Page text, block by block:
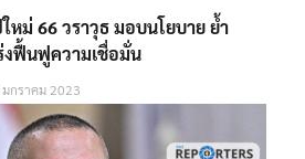
ม่ 66 วราวุธ มอบนโยบาย ย้ำ
งฟื้นฟูความเชื่อมั่น
กราคม 2023